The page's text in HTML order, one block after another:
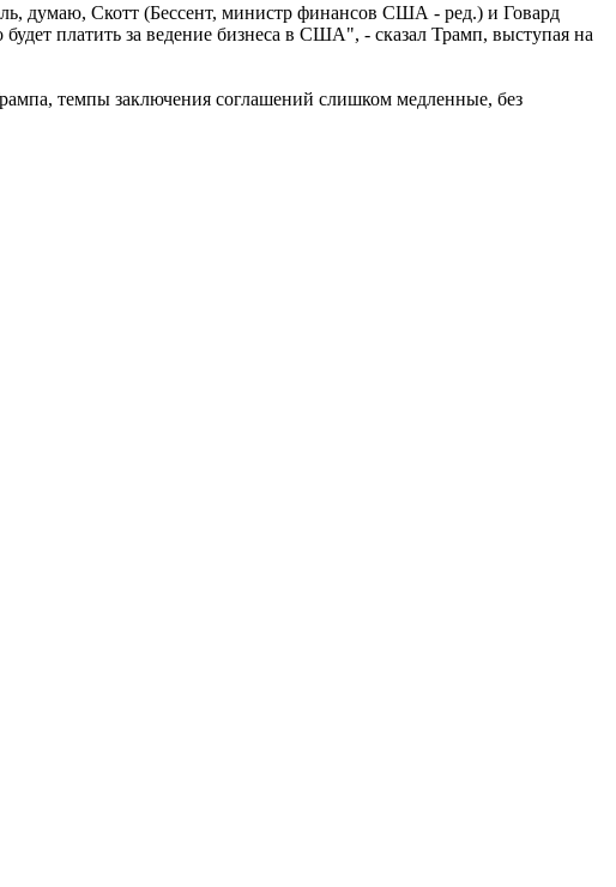
думаю, Скотт (Бессент, министр финансов США - ред.) и Говард
платить за ведение бизнеса в США", - сказал Трамп, выступая на
темпы заключения соглашений слишком медленные, без